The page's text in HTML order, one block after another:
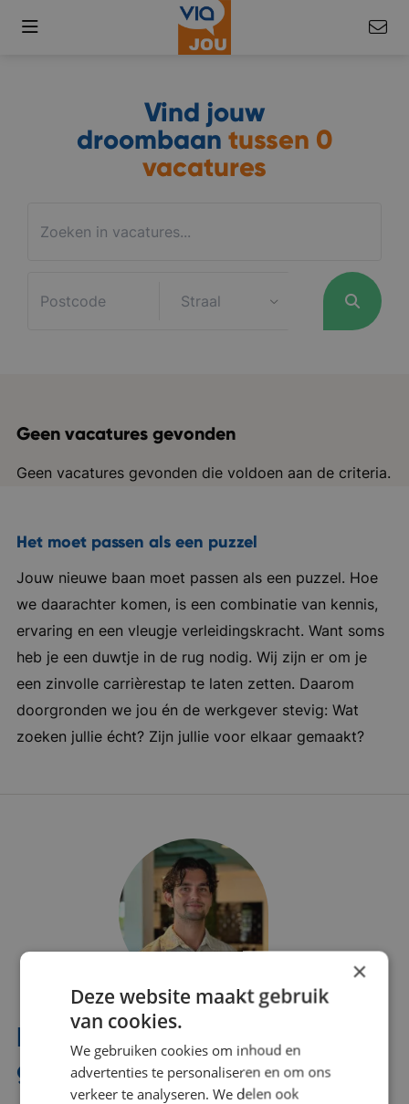
Vind jouw
droombaan tussen 0
vacatures
Geen vacatures gevonden
Geen vacatures gevonden die voldoen aan de criteria.
Het moet passen als een puzzel
Jouw nieuwe baan moet passen als een puzzel. Hoe
we daarachter komen, is een combinatie van kennis,
ervaring en een vleugje verleidingskracht. Want soms
heb je een duwtje in de rug nodig. Wij zijn er om je
een zinvolle carrièrestap te laten zetten. Daarom
doorgronden we jou én de werkgever stevig: Wat
zoeken jullie écht? Zijn jullie voor elkaar gemaakt?
Interesse? Benno helpt je
graag verder!
×
Deze website maakt gebruik
van cookies.
We gebruiken cookies om inhoud en
advertenties te personaliseren en om ons
verkeer te analyseren. We delen ook